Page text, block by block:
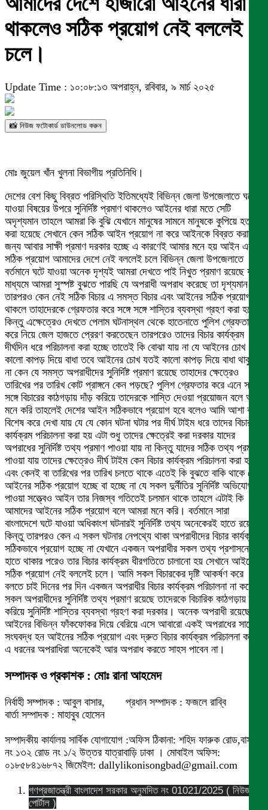
থাকলেও সঠিক প্রয়োগ নেই বললেই
চলে।
Update Time : ১০:০৮:১৩ অপরাহ্ন, রবিবার, ৯ মার্চ ২০২৫
📸 নিউজ ফটোকার্ড ডাউনলোড করুন
মোঃ জুয়েল খাঁন খুলনা বিভাগীয় প্রতিনিধি।
দেশের বেশ কিছু বিব্রত পরিস্থিতি ইতিমধ্যেই বিভিন্ন জেলা উপজেলাতে ঘটে
যাওয়া বিষয়ের উপরে সুনির্দিষ্ট প্রমাণ থাকলেও আইনের ধারা মতে সেটি
অদৃশ্যমান তাহলে আমরা কি বুঝি যেখানে মানুষের সামনে মানুষকে কুপিয়ে হত্যা
করা হয়েছে সেখানে কেন সঠিক আইন প্রয়োগ না করে আইনকে বিব্রত করার
জন্য আবার সাক্ষী প্রমাণ দরকার হচ্ছে এ কারণেই আমার মনে হয় আইন এর
সঠিক প্রয়োগ আমাদের দেশে নেই বললেই চলে বিভিন্ন জেলা উপজেলাতে
বর্তমানে ঘটে যাওয়া অনেক দৃশ্যই আমরা দেখতে পাই নিখুত প্রমাণ রয়েছে যার
মাধ্যমে আমরা সুস্পষ্ট বুঝতে পারছি যে অপরাধী অপরাধ করেছে তা দৃশ্যমান
তারপরও কেন নেই সঠিক বিচার এ সমস্ত বিচার এবং আইনের সঠিক প্রয়োগ
থাকলে তাহাদেরকে গ্রেফতার করে সঙ্গে সঙ্গে শাস্তির ব্যবস্থা গ্রহণ করা হতো
কিন্তু এক্ষেত্রেও দেখতে পেলাম ঘটনাস্থল থেকে হাতেনাতে পুলিশ গ্রেফতার
করে নিয়ে জেল হাজতে প্রেরণ করতেছেন তারপরেও তাদের বিচার কার্যক্রম
দীর্ঘদিন ধরে পরিচালনা করা হচ্ছে তাতেই কি বোঝা যায় না যে আইনের চোখ
কালো কাপড় দিয়ে বাধা তবে আইনের চোখ যতই কালো কাপড় দিয়ে বাধা থাকুক
না কেন যে সমস্ত অপরাধীদের সুনির্দিষ্ট প্রমাণ রয়েছে তাহাদের ক্ষেত্রেও
তারিখের পর তারিখ কোট প্রাঙ্গনে কেন পড়ছে? পুলিশ গ্রেফতার করে এনে সঙ্গে
সঙ্গে বিচারের কাঠগড়ায় দাঁড় করিয়ে তাদেরকে শাস্তি দেওয়া প্রয়োজন বলে আমি
মনে করি তাহলেই দেশের আইন সঠিকভাবে প্রয়োগ হবে বলেও আমি আশা করি
বিশেষ করে দেখা যায় যে যে কোন ঘটনা ঘটার পর দীর্ঘ টাইম ধরে তাদের বিচার
কার্যক্রম পরিচালনা করা হয় এটা শুধু তাদের ক্ষেত্রেই করা দরকার যাদের
অপরাধের সুনির্দিষ্ট তথ্য প্রমাণ পাওয়া যায় না কিন্তু যাদের সঠিক তথ্য প্রমাণ
পাওয়া যায় তাদের ক্ষেত্রেও দীর্ঘ টাইম কেন বিচার কার্যক্রম পরিচালনা করা হয়
এবং কেনই বা তারিখের পর তারিখ চলতে থাকে এতেই কি বুঝতে বাকি থাকে যে
আইনের সঠিক প্রয়োগ হচ্ছে বা হচ্ছে না যে সকল দুর্নীতির সুনির্দিষ্ট অভিযোগ
পাওয়া সত্ত্বেও আইন তার নিজস্ব গতিতেই চলমান থাকে তাহলে এটাই কি
আমাদের আইনের সঠিক প্রয়োগ বলে আমরা মনে করি। বর্তমানে সারা
বাংলাদেশে ঘটে যাওয়া অধিকাংশ ঘটনারই সুনির্দিষ্ট তথ্য অনেকেরই হাতে রয়েছে
কিন্তু তারপরও কেন এ সকল ঘটনার নেপথ্যে থাকা অপরাধীদের বিচার কার্যক্রম
সঠিকভাবে প্রয়োগ হচ্ছে না যেখানে একজন অপরাধীর সকল তথ্য প্রশাসনের
হাতে থাকার পরেও তার বিচার কার্যক্রম ধীরগতিতে চালানো হয় সেখানে আইনের
সঠিক প্রয়োগ নেই বললেই চলে। আমি সকল বিচারকের দৃষ্টি আকর্ষণ করে
বলতে চাই দিনের পর দিন একজন অপরাধীর বিচার কার্যক্রম পরিচালনা না করে যে
সকল অপরাধীদের সুনির্দিষ্ট তথ্য প্রমাণ রয়েছে তাদেরকে বিচারিক কাঠগড়ায় দাঁড়
করিয়ে সুনির্দিষ্ট শাস্তির ব্যবস্থা গ্রহণ করা দরকার। অনেক অপরাধী রয়েছে
আইনের বিভিন্ন ফাঁকফোকর দিয়ে বেরিয়ে এসে আবারো একই অপরাধের সাথে
সংঘবদ্ধ হন আইনের সঠিক প্রয়োগ এবং দ্রুত বিচার কার্যক্রম পরিচালনা করলে
এ ধরনের অপরাধিরা অনেকেই আর অপরাধ করতে সাহস পাবেন না।
সম্পাদক ও প্রকাশক : মোঃ রানা আহমেদ
নির্বাহী সম্পাদক : আবুল বাসার, প্রধান সম্পাদক : ফজলে রাব্বি
বার্তা সম্পাদক : মাহাবুব হোসেন
সম্পাদকীয় কার্যালয় সার্বিক যোগাযোগ :অফিস ঠিকানা: শহিদ ফারুক রোড,বাসা
নং ১৩২ রোড নং ১/২ উত্তর যাত্রাবাড়ি ঢাকা । মোবাইল অফিস:
০১৮৫৮৪১৬৮৭২ জিমেইল: dallylikonisongbad@gmail.com
গণপ্রজাতন্ত্রী বাংলাদেশ সরকার অনুমদিত নং 01021/2025 ( নিউজ
পোর্টাল )